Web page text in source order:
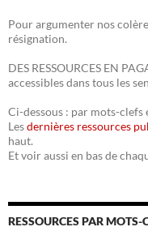
Pour argumenter nos
résignation.
DES RESSOURCES EN
accessibles dans tous les
Ci-dessous : par mots-clefs
Lesdernières ressources
haut.
Et voir aussi en bas de
RESSOURCES PAR MOTS-